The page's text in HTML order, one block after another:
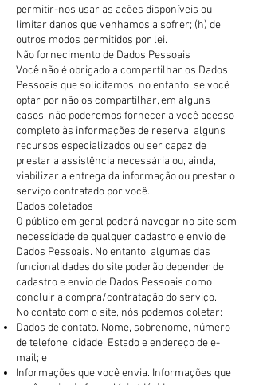
permitir-nos usar as ações disponíveis ou
limitar danos que venhamos a sofrer; (h) de
outros modos permitidos por lei.
Não fornecimento de Dados Pessoais
Você não é obrigado a compartilhar os Dados
Pessoais que solicitamos, no entanto, se você
optar por não os compartilhar, em alguns
casos, não poderemos fornecer a você acesso
completo às informações de reserva, alguns
recursos especializados ou ser capaz de
prestar a assistência necessária ou, ainda,
viabilizar a entrega da informação ou prestar o
serviço contratado por você.
Dados coletados
O público em geral poderá navegar no site sem
necessidade de qualquer cadastro e envio de
Dados Pessoais. No entanto, algumas das
funcionalidades do site poderão depender de
cadastro e envio de Dados Pessoais como
concluir a compra/contratação do serviço.
No contato com o site, nós podemos coletar:
Dados de contato. Nome, sobrenome, número
de telefone, cidade, Estado e endereço de e-
mail; e
Informações que você envia. Informações que